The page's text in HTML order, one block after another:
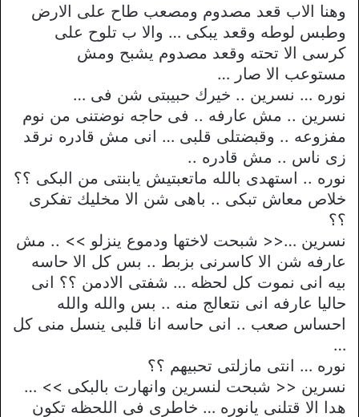
وهنا الاب قعد مصدوم ومصعب طاح على الارض
وطبس لوطه وقعد يبكى … والا ب تلوح على
كرسى الا تحته وقعد مصدوم يشبح ومش
مستوعب الا صار …
نوره … نسرين .. خيرك حبيبتى شن فى …
نسرين .. مش عارفه .. فى حاجه نوضتنى من نوم
مفزوعه .. وقبضتلى قلبى … انى مش قادره نرقد
زى ناس .. مش قادره ..
نوره .. استهدى بالله ماتعبتيش يابنتى من البكى ؟؟
خلاص معاش تبكى .. باهى شن الا مخليك تفكرى
؟؟
نسرين …<< شبحت لاختها ودموع ينزلو >> .. مش
عارفه شن الا كاسرنى بزبط .. بس كل الا حاسه
بيه انى نموت كل لحظه … شفتى الادمن ؟؟ انى
حاليا عارفه انى نتعالج منه .. بس والله والله
احساس صعب .. انى حاسه انا قلبى ينسل منى كل
…
نوره … انتى مازلتى تحبيهم ؟؟
نسرين << شبحت لنسرين وانهارت بالبكى >> …
هدا الا قتلنى يانوره … خاطرى فى اللحظه تكون